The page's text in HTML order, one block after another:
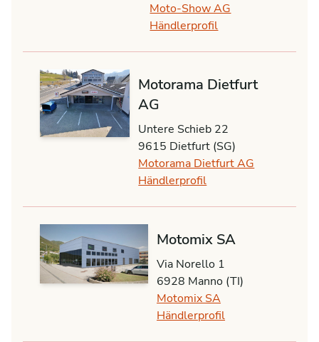
Moto-Show AG
Händlerprofil
Motorama Dietfurt
AG
Untere Schieb 22
9615 Dietfurt (SG)
Motorama Dietfurt AG
Händlerprofil
Motomix SA
Via Norello 1
6928 Manno (TI)
Motomix SA
Händlerprofil